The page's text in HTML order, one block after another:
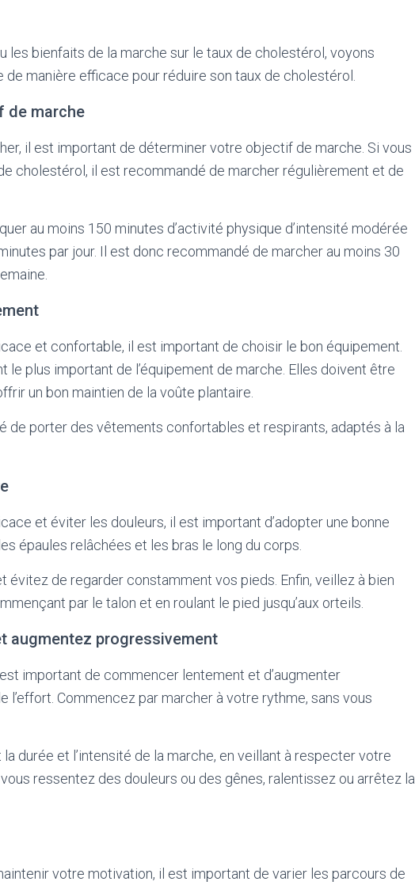
les bienfaits de la marche sur le taux de cholestérol, voyons
manière efficace pour réduire son taux de cholestérol.
de marche
il est important de déterminer votre objectif de marche. Si vous
cholestérol, il est recommandé de marcher régulièrement et de
au moins 150 minutes d’activité physique d’intensité modérée
par jour. Il est donc recommandé de marcher au moins 30
et confortable, il est important de choisir le bon équipement.
le plus important de l’équipement de marche. Elles doivent être
un bon maintien de la voûte plantaire.
de porter des vêtements confortables et respirants, adaptés à la
et éviter les douleurs, il est important d’adopter une bonne
épaules relâchées et les bras le long du corps.
évitez de regarder constamment vos pieds. Enfin, veillez à bien
par le talon et en roulant le pied jusqu’aux orteils.
augmentez progressivement
important de commencer lentement et d’augmenter
l’effort. Commencez par marcher à votre rythme, sans vous
durée et l’intensité de la marche, en veillant à respecter votre
ressentez des douleurs ou des gênes, ralentissez ou arrêtez la
votre motivation, il est important de varier les parcours de